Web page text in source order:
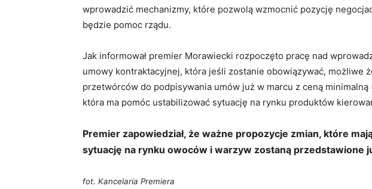
wprowadzić mechanizmy, które pozwolą wzmocnić pozycję
będzie pomoc rządu.
Jak informował premier Morawiecki rozpoczęto pracę nad
umowy kontraktacyjnej, która jeśli zostanie obowiązywać, możliwe
przetwórców do podpisywania umów już w marcu z ceną
która ma pomóc ustabilizować sytuację na rynku produktów
Premier zapowiedział, że ważne propozycje zmian, które
sytuację na rynku owoców i warzyw zostaną przedstawione
fot. Kancelaria Premiera